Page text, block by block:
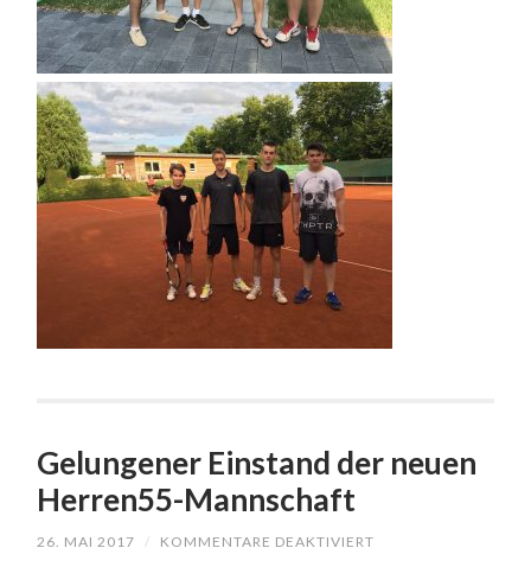
Gelungener Einstand der neuen
Herren55-Mannschaft
26. MAI 2017 / KOMMENTARE DEAKTIVIERT